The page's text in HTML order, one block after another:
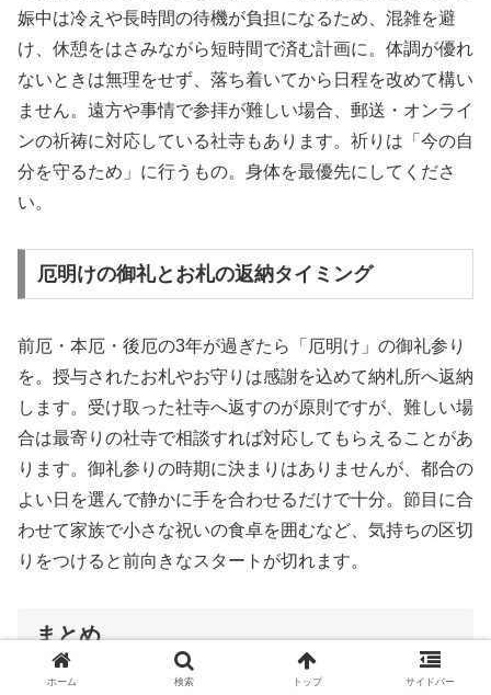
娠中は冷えや長時間の待機が負担になるため、混雑を避
け、休憩をはさみながら短時間で済む計画に。体調が優れ
ないときは無理をせず、落ち着いてから日程を改めて構い
ません。遠方や事情で参拝が難しい場合、郵送・オンライ
ンの祈祷に対応している社寺もあります。祈りは「今の自
分を守るため」に行うもの。身体を最優先にしてくださ
い。
厄明けの御礼とお札の返納タイミング
前厄・本厄・後厄の3年が過ぎたら「厄明け」の御礼参り
を。授与されたお札やお守りは感謝を込めて納札所へ返納
します。受け取った社寺へ返すのが原則ですが、難しい場
合は最寄りの社寺で相談すれば対応してもらえることがあ
ります。御礼参りの時期に決まりはありませんが、都合の
よい日を選んで静かに手を合わせるだけで十分。節目に合
わせて家族で小さな祝いの食卓を囲むなど、気持ちの区切
りをつけると前向きなスタートが切れます。
まとめ
ホーム 検索 トップ サイドバー